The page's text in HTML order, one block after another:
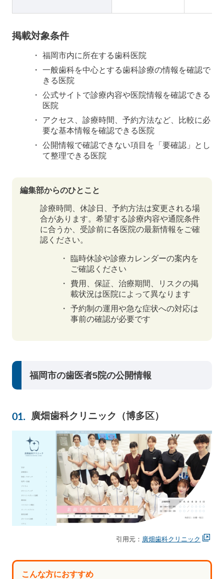
掲載対象条件
福岡市内に所在する歯科医院
一般歯科を中心とする歯科診療の情報を確認で
きる医院
公式サイトで診療内容や医院情報を確認できる
医院
アクセス、診療時間、予約方法など、比較に必
要な基本情報を確認できる医院
公開情報で確認できない項目を「要確認」とし
て整理できる医院
編集部からのひとこと
診療時間、休診日、予約方法は変更される場
合があります。希望する診療内容や通院条件
に合うか、受診前に各医院の最新情報をご確
認ください。
臨時休診や診療カレンダーの案内を
ご確認ください
費用、保証、治療期間、リスクの掲
載状況は医院によって異なります
予約制の運用や急な症状への対応は
事前の確認が必要です
福岡市の歯医者5院の公開情報
廣畑歯科クリニック（博多区）
引用元： 廣畑歯科クリニック
こんな方におすすめ